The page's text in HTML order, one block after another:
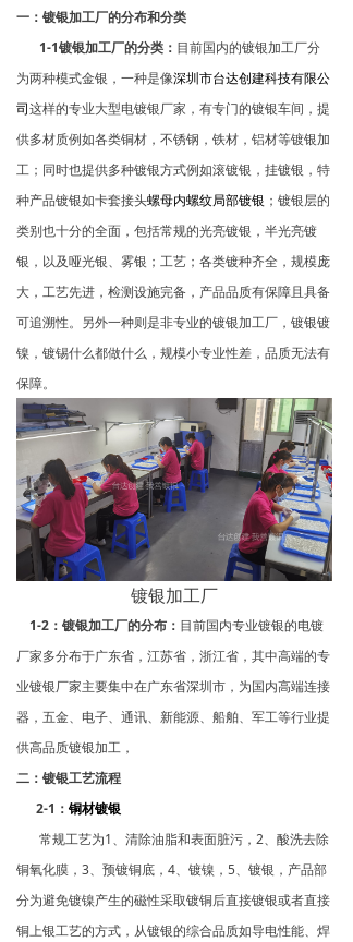
一：镀银加工厂的分布和分类
1-1镀银加工厂的分类： 目前国内的镀银加工厂分
为两种模式金银，一种是像深圳市台达创建科技有限公
司这样的专业大型电镀银厂家，有专门的镀银车间，提
供多材质例如各类铜材，不锈钢，铁材，铝材等镀银加
工；同时也提供多种镀银方式例如滚镀银，挂镀银，特
种产品镀银如卡套接头螺母内螺纹局部镀银 ；镀银层的
类别也十分的全面，包括常规的光亮镀银，半光亮镀
银，以及哑光银、雾银；工艺；各类镀种齐全，规模庞
大，工艺先进，检测设施完备，产品品质有保障且具备
可追溯性。另外一种则是非专业的镀银加工厂，镀银镀
镍，镀锡什么都做什么，规模小专业性差，品质无法有
保障。
镀银加工厂
1-2：镀银加工厂的分布： 目前国内专业镀银的电镀
厂家多分布于广东省，江苏省，浙江省，其中高端的专
业镀银厂家主要集中在广东省深圳市，为国内高端连接
器，五金、电子、通讯、新能源、船舶、军工等行业提
供高品质镀银加工，
二：镀银工艺流程
2-1： 铜材镀银
常规工艺为1、清除油脂和表面脏污，2、酸洗去除
铜氧化膜，3、预镀铜底，4、镀镍，5、镀银，产品部
分为避免镀镍产生的磁性采取镀铜后直接镀银或者直接
铜上银工艺的方式，从镀银的综合品质如导电性能、焊